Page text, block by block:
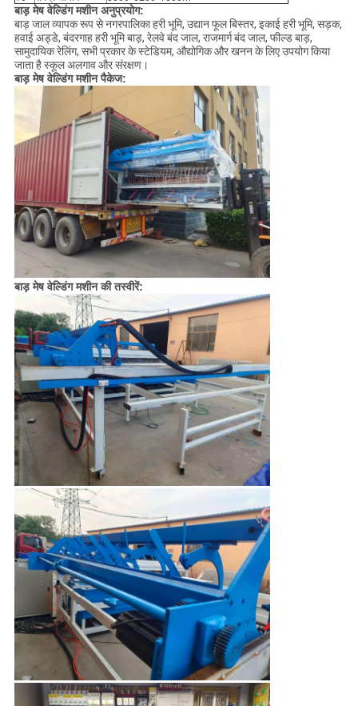
बाड़ मेष वेल्डिंग मशीन अनुप्रयोग:
बाड़ जाल व्यापक रूप से नगरपालिका हरी भूमि, उद्यान फूल बिस्तर, इकाई हरी भूमि, सड़क,
हवाई अड्डे, बंदरगाह हरी भूमि बाड़, रेलवे बंद जाल, राजमार्ग बंद जाल, फील्ड बाड़,
सामुदायिक रेलिंग, सभी प्रकार के स्टेडियम, औद्योगिक और खनन के लिए उपयोग किया
जाता है स्कूल अलगाव और संरक्षण।
बाड़ मेष वेल्डिंग मशीन पैकेज:
बाड़ मेष वेल्डिंग मशीन की तस्वीरें: